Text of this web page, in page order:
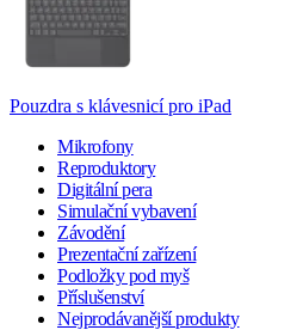
Pouzdra s klávesnicí pro iPad
Mikrofony
Reproduktory
Digitální pera
Simulační vybavení
Závodění
Prezentační zařízení
Podložky pod myš
Příslušenství
Nejprodávanější produkty